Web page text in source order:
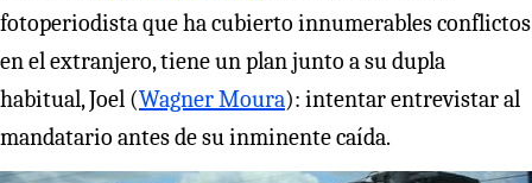
fotoperiodista que ha cubierto innumerables conflictos
en el extranjero, tiene un plan junto a su dupla
habitual, Joel (Wagner Moura): intentar entrevistar al
mandatario antes de su inminente caída.